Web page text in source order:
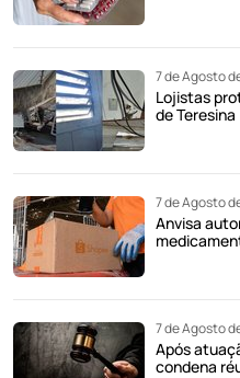
7 de Agosto
Lojistas
de Teresina
7 de Agosto
Anvisa
7 de Agosto
Após
condena